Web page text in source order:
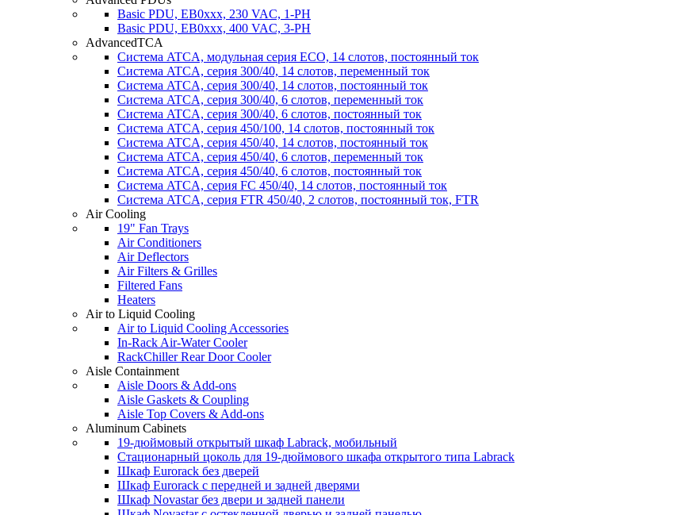
Basic PDU, EB0xxx, 230 VAC, 1-PH
Basic PDU, EB0xxx, 400 VAC, 3-PH
AdvancedTCA
Система ATCA, модульная серия ECO, 14 слотов, постоянный ток
Система ATCA, серия 300/40, 14 слотов, переменный ток
Система ATCA, серия 300/40, 14 слотов, постоянный ток
Система ATCA, серия 300/40, 6 слотов, переменный ток
Система ATCA, серия 300/40, 6 слотов, постоянный ток
Система ATCA, серия 450/100, 14 слотов, постоянный ток
Система ATCA, серия 450/40, 14 слотов, постоянный ток
Система ATCA, серия 450/40, 6 слотов, переменный ток
Система ATCA, серия 450/40, 6 слотов, постоянный ток
Система ATCA, серия FC 450/40, 14 слотов, постоянный ток
Система ATCA, серия FTR 450/40, 2 слотов, постоянный ток, FTR
Air Cooling
19" Fan Trays
Air Conditioners
Air Deflectors
Air Filters & Grilles
Filtered Fans
Heaters
Air to Liquid Cooling
Air to Liquid Cooling Accessories
In-Rack Air-Water Cooler
RackChiller Rear Door Cooler
Aisle Containment
Aisle Doors & Add-ons
Aisle Gaskets & Coupling
Aisle Top Covers & Add-ons
Aluminum Cabinets
19-дюймовый открытый шкаф Labrack, мобильный
Стационарный цоколь для 19-дюймового шкафа открытого типа Labrack
Шкаф Eurorack без дверей
Шкаф Eurorack с передней и задней дверями
Шкаф Novastar без двери и задней панели